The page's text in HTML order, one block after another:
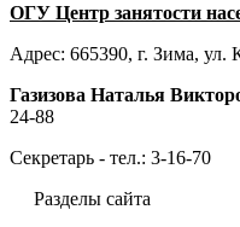
ОГУ Центр занятости
Адрес: 665390, г. Зима, ул.
Газизова Наталья
24-88
Секретарь - тел.: 3-16-70
Разделы сайта